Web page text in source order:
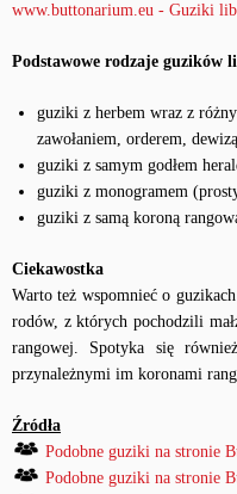
www.buttonarium.eu - Guziki
Podstawowe rodzaje guzików
guziki z herbem wraz z
zawołaniem, orderem,
guziki z samym godłem
guziki z monogramem
guziki z samą koroną
Ciekawostka
Warto też wspomnieć o
rodów, z których pochodzili
rangowej. Spotyka się
przynależnymi im koronami
Źródła
Podobne guziki na stronie
Podobne guziki na stronie